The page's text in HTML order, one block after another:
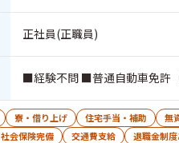
正社員(正職員)
■経験不問 ■普通自動車免許
寮・借り上げ 住宅手当・補助 無
社会保険完備 交通費支給 退職金制度